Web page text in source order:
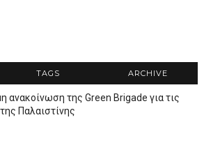
TAGS ARCHIVE
ανακοίνωση της Green Brigade για τις
Παλαιστίνης